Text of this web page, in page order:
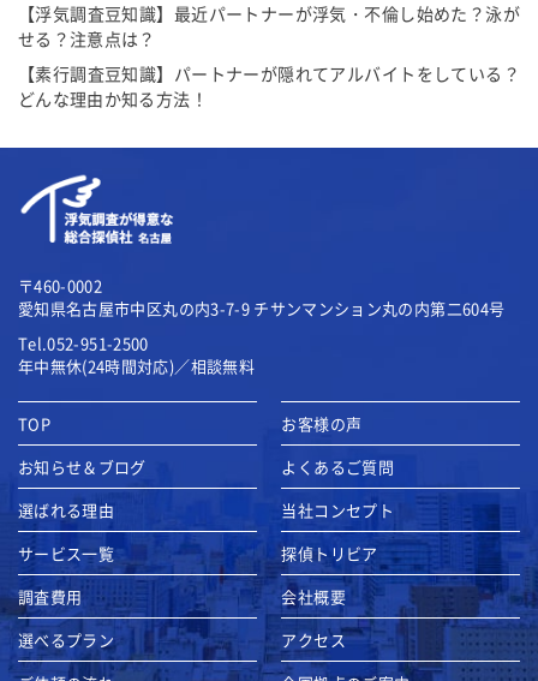
【浮気調査豆知識】最近パートナーが浮気・不倫し始めた？泳が
せる？注意点は？
【素行調査豆知識】パートナーが隠れてアルバイトをしている？
どんな理由か知る方法！
〒460-0002
愛知県名古屋市中区丸の内3-7-9 チサンマンション丸の内第二604号
Tel.052-951-2500
年中無休(24時間対応)／相談無料
TOP
お知らせ＆ブログ
選ばれる理由
サービス一覧
調査費用
選べるプラン
お客様の声
よくあるご質問
当社コンセプト
探偵トリビア
会社概要
アクセス